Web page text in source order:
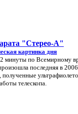
"Стерео-А"
картинка дня
минуты по Всемирному
последняя в
телескопа.